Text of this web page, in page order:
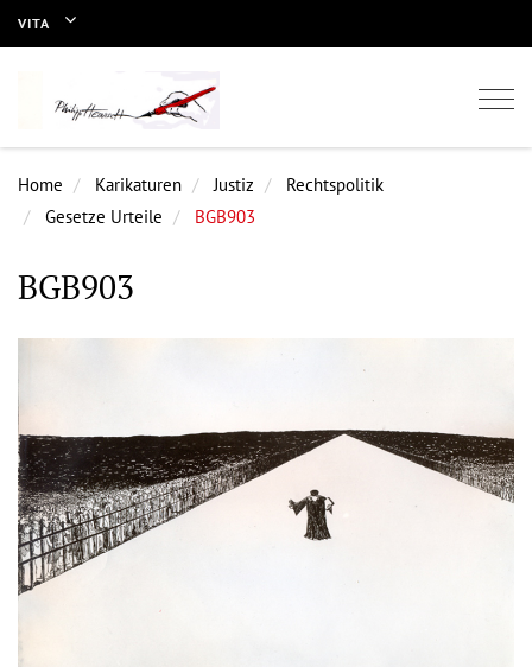
VITA
Home Karikaturen Justiz
Rechtspolitik
Gesetze Urteile
BGB903
BGB903